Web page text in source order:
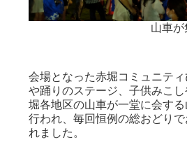
山車
会場となった赤堀コミュニテ
や踊りのステージ、子供みこ
堀各地区の山車が一堂に会す
行われ、毎回恒例の総おどり
れました。